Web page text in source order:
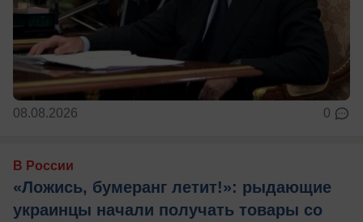
08.08.2026 0
В России
«Ложись, бумеранг летит!»: рыдающие
украинцы начали получать товары со